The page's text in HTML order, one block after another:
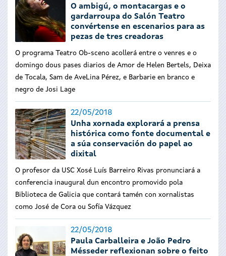
O ambigú, o montacargas e o
gardarroupa do Salón Teatro
convértense en escenarios para as
pezas de tres creadoras
O programa Teatro Ob-sceno acollerá entre o venres e o
domingo dous pases diarios de Amor de Helen Bertels, Deixa
de Tocala, Sam de AveLina Pérez, e Barbarie en branco e
negro de Josi Lage
22/05/2018
Unha xornada explorará a prensa
histórica como fonte documental e
a súa conservación do papel ao
dixital
O profesor da USC Xosé Luís Barreiro Rivas pronunciará a
conferencia inaugural dun encontro promovido pola
Biblioteca de Galicia que contará tamén con xornalistas
como José de Cora ou Sofía Vázquez
22/05/2018
Paula Carballeira e João Pedro
Mésseder reflexionan sobre o feito